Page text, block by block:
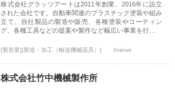
株式会社グラッツアートは2011年創業、2016年に設立
された会社です。自動車関連のプラスチック塗装や組み
立て、自社製品の製造や販売、各種塗装やコーティン
グ、各種工具などの提案や製作など幅広い事業を行…
[製造業][製造・加工（輸送機械器具）] 0views
株式会社竹中機械製作所